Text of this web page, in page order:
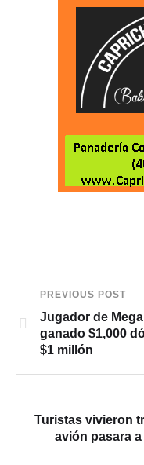
PREVIOUS POST
Jugador de
ganado $1,000
$1 millón
Turistas vivieron
avión pasara